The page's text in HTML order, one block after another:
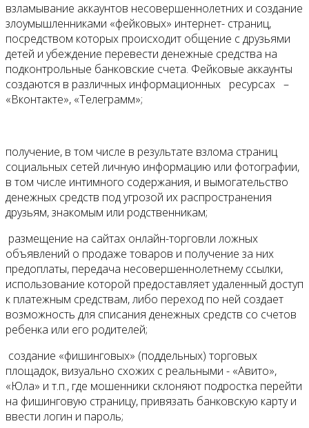
взламывание аккаунтов несовершеннолетних и создание
злоумышленниками «фейковых» интернет- страниц,
посредством которых происходит общение с друзьями
детей и убеждение перевести денежные средства на
подконтрольные банковские счета. Фейковые аккаунты
создаются в различных информационных ресурсах –
«Вконтакте», «Телеграмм»;
получение, в том числе в результате взлома страниц
социальных сетей личную информацию или фотографии,
в том числе интимного содержания, и вымогательство
денежных средств под угрозой их распространения
друзьям, знакомым или родственникам;
размещение на сайтах онлайн-торговли ложных
объявлений о продаже товаров и получение за них
предоплаты, передача несовершеннолетнему ссылки,
использование которой предоставляет удаленный доступ
к платежным средствам, либо переход по ней создает
возможность для списания денежных средств со счетов
ребенка или его родителей;
создание «фишинговых» (поддельных) торговых
площадок, визуально схожих с реальными - «Авито»,
«Юла» и т.п., где мошенники склоняют подростка перейти
на фишинговую страницу, привязать банковскую карту и
ввести логин и пароль;